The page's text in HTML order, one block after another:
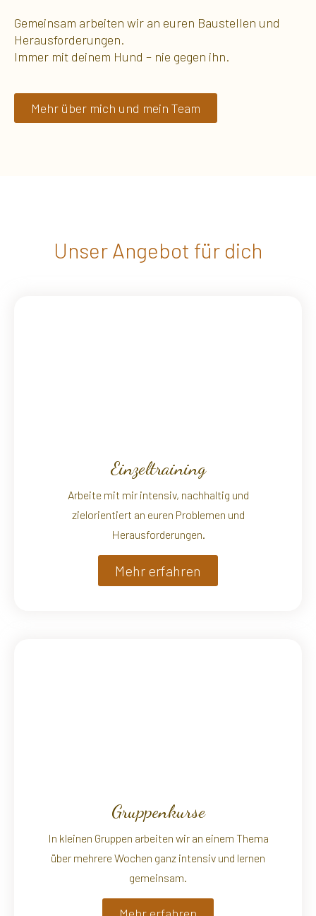
Gemeinsam arbeiten wir an euren Baustellen und
Herausforderungen.
Immer mit deinem Hund – nie gegen ihn.
Mehr über mich und mein Team
Unser Angebot für dich
Einzeltraining
Arbeite mit mir intensiv, nachhaltig und
zielorientiert an euren Problemen und
Herausforderungen.
Mehr erfahren
Gruppenkurse
In kleinen Gruppen arbeiten wir an einem Thema
über mehrere Wochen ganz intensiv und lernen
gemeinsam.